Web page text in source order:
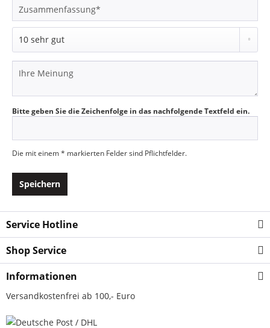
Bitte geben Sie die Zeichenfolge in das nachfolgende Textfeld ein.
Die mit einem * markierten Felder sind Pflichtfelder.
Speichern
Service Hotline
Shop Service
Informationen
Versandkostenfrei ab 100,- Euro